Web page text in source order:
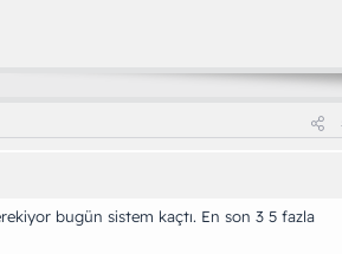
bugün sistem kaçtı. En son 3 5 fazla